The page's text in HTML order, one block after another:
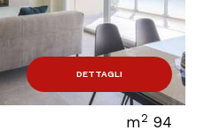
DETTAGLI
m2 94